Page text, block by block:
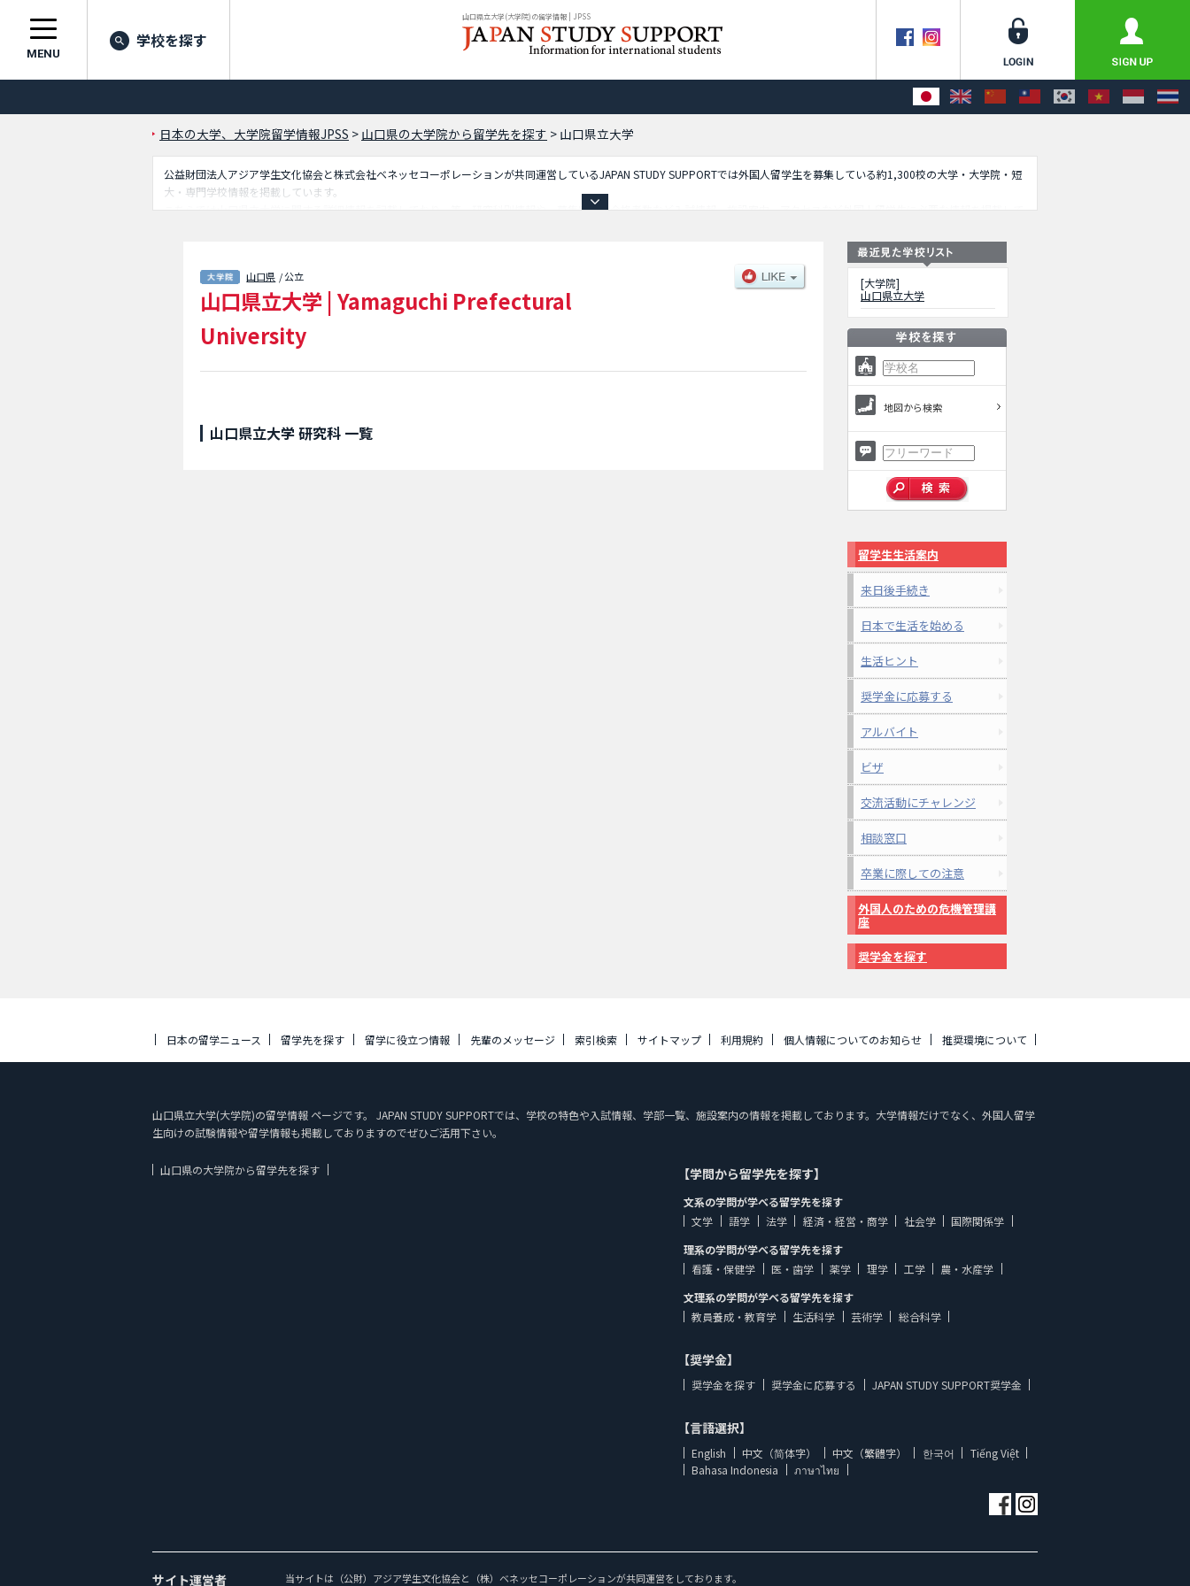
山口県立大学(大学院)の留学情報 | JPSS
MENU
学校を探す
日本の大学、大学院留学情報JPSS > 山口県の大学院から留学先を探す > 山口県立大学
公益財団法人アジア学生文化協会と株式会社ベネッセコーポレーションが共同運営しているJAPAN STUDY SUPPORTでは外国人留学生を募集している約1,300校の大学・大学院・短
大・専門学校情報を掲載しています。
こちらでは山口県立大学に関する詳細情報を記載しており、等、研究科別情報や、募集定員や合格者数など入試情報、施設案内、アクセスなど外国人留学生に必要な情報を掲載して
山口県 / 公立
山口県立大学 | Yamaguchi Prefectural
University
山口県立大学 研究科 一覧
[大学院]
山口県立大学
地図から検索
留学生生活案内
来日後手続き
日本で生活を始める
生活ヒント
奨学金に応募する
アルバイト
ビザ
交流活動にチャレンジ
相談窓口
卒業に際しての注意
外国人のための危機管理講
座
奨学金を探す
日本の留学ニュース 留学先を探す 留学に役立つ情報 先輩のメッセージ 索引検索 サイトマップ 利用規約 個人情報についてのお知らせ 推奨環境について
山口県立大学(大学院)の留学情報 ページです。 JAPAN STUDY SUPPORTでは、学校の特色や入試情報、学部一覧、施設案内の情報を掲載しております。大学情報だけでなく、外国人留学
生向けの試験情報や留学情報も掲載しておりますのでぜひご活用下さい。
山口県の大学院から留学先を探す 【学問から留学先を探す】
文系の学問が学べる留学先を探す
文学
語学 法学 経済・経営・商学 社会学
国際関係学
理系の学問が学べる留学先を探す
看護・保健学
医・歯学 薬学 理学 工学
農・水産学
文理系の学問が学べる留学先を探す
教員養成・教育学
生活科学 芸術学 総合科学
【奨学金】
奨学金を探す 奨学金に応募する JAPAN STUDY SUPPORT奨学金
【言語選択】
English 中文（简体字） 中文（繁體字） 한국어
Tiếng Việt
Bahasa Indonesia
ภาษาไทย
サイト運営者 当サイトは（公財）アジア学生文化協会と（株）ベネッセコーポレーションが共同運営をしております。